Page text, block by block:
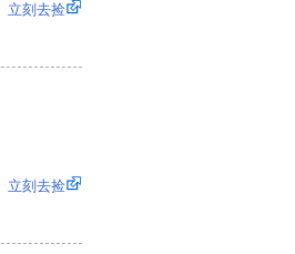
立刻去捡
立刻去捡